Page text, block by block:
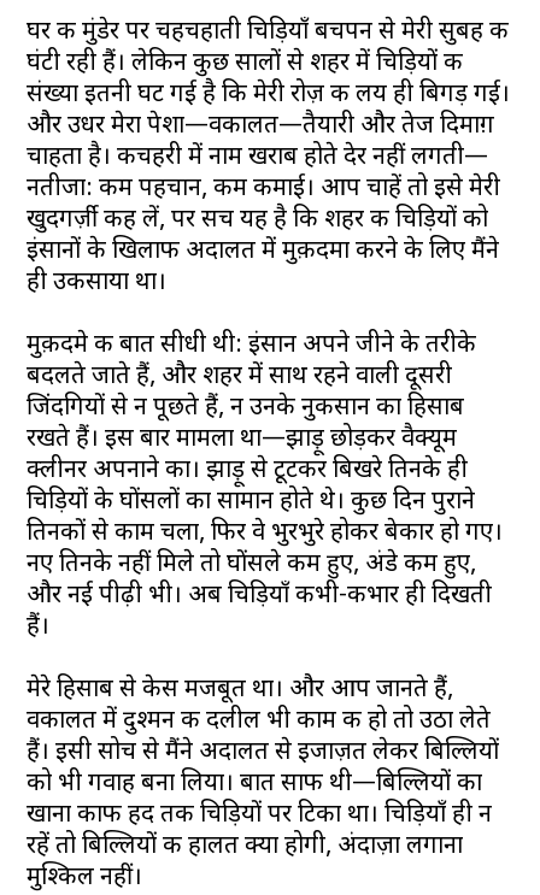
घर की मुंडेर पर चहचहाती चिड़ियाँ बचपन से मेरी सुबह की
घंटी रही हैं। लेकिन कुछ सालों से शहर में चिड़ियों की
संख्या इतनी घट गई है कि मेरी रोज़ की लय ही बिगड़ गई।
और उधर मेरा पेशा—वकालत—तैयारी और तेज दिमाग़
चाहता है। कचहरी में नाम खराब होते देर नहीं लगती—
नतीजा: कम पहचान, कम कमाई। आप चाहें तो इसे मेरी
खुदगर्ज़ी कह लें, पर सच यह है कि शहर की चिड़ियों को
इंसानों के खिलाफ अदालत में मुक़दमा करने के लिए मैंने
ही उकसाया था।
मुक़दमे की बात सीधी थी: इंसान अपने जीने के तरीके
बदलते जाते हैं, और शहर में साथ रहने वाली दूसरी
जिंदगियों से न पूछते हैं, न उनके नुकसान का हिसाब
रखते हैं। इस बार मामला था—झाड़ू छोड़कर वैक्यूम
क्लीनर अपनाने का। झाड़ू से टूटकर बिखरे तिनके ही
चिड़ियों के घोंसलों का सामान होते थे। कुछ दिन पुराने
तिनकों से काम चला, फिर वे भुरभुरे होकर बेकार हो गए।
नए तिनके नहीं मिले तो घोंसले कम हुए, अंडे कम हुए,
और नई पीढ़ी भी। अब चिड़ियाँ कभी-कभार ही दिखती
हैं।
मेरे हिसाब से केस मजबूत था। और आप जानते हैं,
वकालत में दुश्मन की दलील भी काम की हो तो उठा लेते
हैं। इसी सोच से मैंने अदालत से इजाज़त लेकर बिल्लियों
को भी गवाह बना लिया। बात साफ थी—बिल्लियों का
खाना काफी हद तक चिड़ियों पर टिका था। चिड़ियाँ ही न
रहें तो बिल्लियों की हालत क्या होगी, अंदाज़ा लगाना
मुश्किल नहीं।